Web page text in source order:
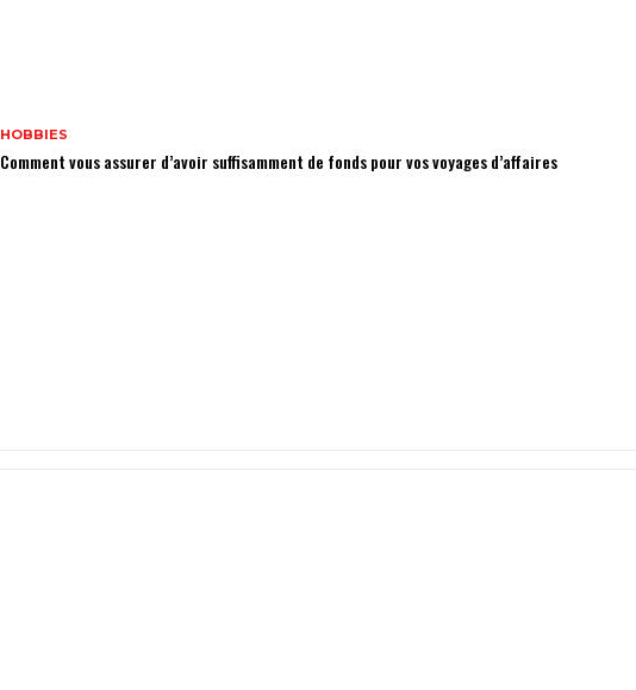
HOBBIES
Comment vous assurer d’avoir suffisamment de fonds pour vos voyages d’affaires